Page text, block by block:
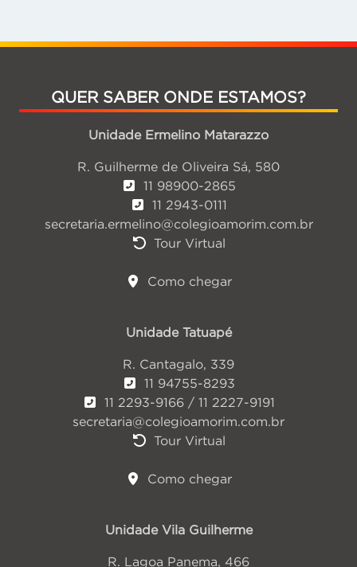
QUER SABER ONDE ESTAMOS?
Unidade Ermelino Matarazzo
R. Guilherme de Oliveira Sá, 580
11 98900-2865
11 2943-0111
secretaria.ermelino@colegioamorim.com.br
Tour Virtual
Como chegar
Unidade Tatuapé
R. Cantagalo, 339
11 94755-8293
11 2293-9166 / 11 2227-9191
secretaria@colegioamorim.com.br
Tour Virtual
Como chegar
Unidade Vila Guilherme
R. Lagoa Panema, 466